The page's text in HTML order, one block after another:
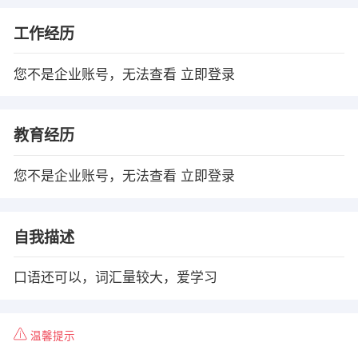
工作经历
您不是企业账号，无法查看 立即登录
教育经历
您不是企业账号，无法查看 立即登录
自我描述
口语还可以，词汇量较大，爱学习
温馨提示